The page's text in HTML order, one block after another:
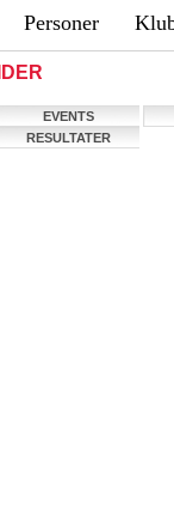
Personer
EVENTS
RESULTATER